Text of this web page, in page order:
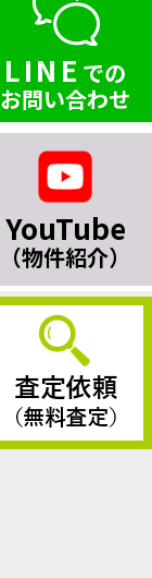
LINE での
お問い合わせ
YouTube
（物件紹介）